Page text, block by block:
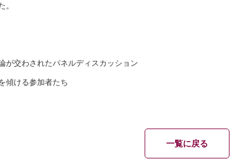
。
が交わされたパネルディスカッション
傾ける参加者たち
一覧に戻る